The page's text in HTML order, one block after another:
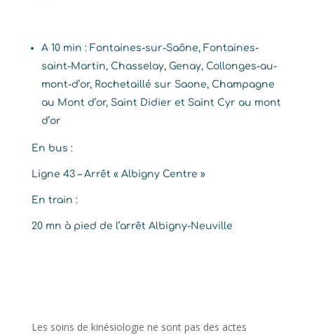
A 10 min : Fontaines-sur-Saône, Fontaines-
saint-Martin, Chasselay, Genay, Collonges-au-
mont-d’or, Rochetaillé sur Saone, Champagne
au Mont d’or, Saint Didier et Saint Cyr au mont
d’or
En bus :
Ligne 43 – Arrêt « Albigny Centre »
En train :
20 mn à pied de l’arrêt Albigny-Neuville
Les soins de kinésiologie ne sont pas des actes